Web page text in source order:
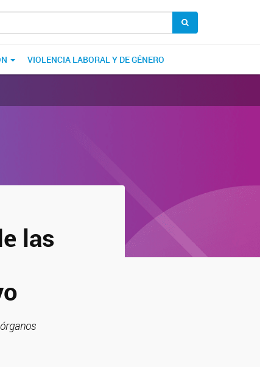
VIOLENCIA LABORAL Y DE GÉNERO
las